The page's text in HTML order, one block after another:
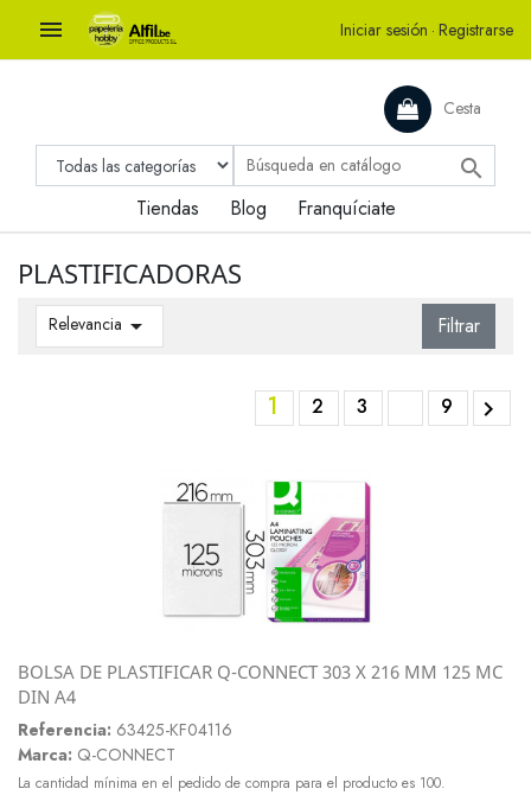
 Iniciar sesión · Registrarse
Cesta

Tiendas Blog Franquíciate
PLASTIFICADORAS
Relevancia  Filtrar
1 2 3 9 
BOLSA DE PLASTIFICAR Q-CONNECT 303 X 216 MM 125 MC
DIN A4
Referencia: 63425-KF04116
Marca: Q-CONNECT
La cantidad mínima en el pedido de compra para el producto es 100.